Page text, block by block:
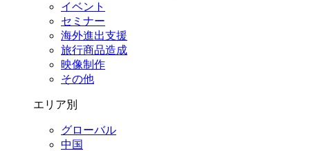
イベント
セミナー
海外進出支援
旅行商品造成
映像制作
その他
エリア別
グローバル
中国